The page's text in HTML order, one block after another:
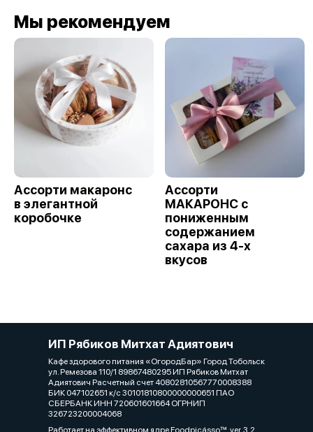
Мы рекомендуем
Ассорти макаронс
в элегантной
коробочке
Ассорти
МАКАРОНС с
пониженным
содержанием
сахара из 4-х
вкусов
ИП Рябиков Митхат Адиятович
Кафе здорового питания «ОгородБар» Город Тобольск
ул. Ремезова 110/1 89867480295 ИП Рябиков Митхат
Адиятович Расчетный счет 40802810567770008388
БИК 047102651 к/с 30101810800000000651 ПАО
СБЕРБАНК ИНН 720601601664 ОГРНИП
326723200004068